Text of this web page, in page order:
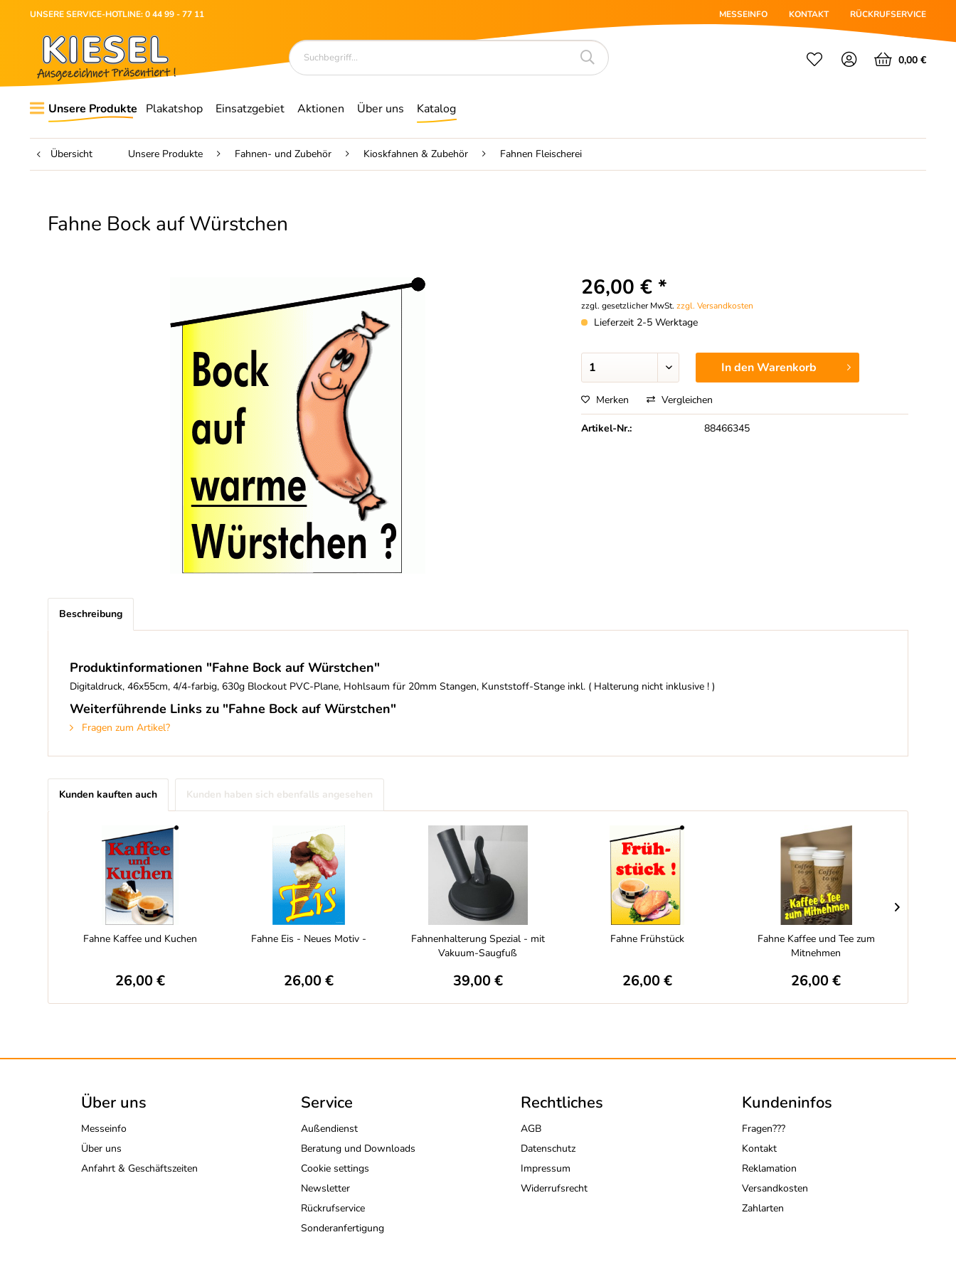
UNSERE SERVICE-HOTLINE: 0 44 99 - 77 11 MESSEINFO KONTAKT RÜCKRUFSERVICE
0,00 €
Unsere Produkte Plakatshop Einsatzgebiet Aktionen Über uns Katalog
Übersicht Unsere Produkte Fahnen- und Zubehör Kioskfahnen & Zubehör Fahnen Fleischerei
Fahne Bock auf Würstchen
26,00 € *
zzgl. gesetzlicher MwSt.zzgl. Versandkosten
Lieferzeit 2-5 Werktage
In denWarenkorb
Merken Vergleichen
Artikel-Nr.: 88466345
Beschreibung
Produktinformationen "Fahne Bock auf Würstchen"
Digitaldruck, 46x55cm, 4/4-farbig, 630g Blockout PVC-Plane, Hohlsaum für 20mm Stangen, Kunststoff-Stange inkl. ( Halterung nicht inklusive ! )
Weiterführende Links zu "Fahne Bock auf Würstchen"
Fragen zum Artikel?
Kunden kauften auch Kunden haben sich ebenfalls angesehen
Fahne Kaffee und Kuchen
26,00 €
Fahne Eis - Neues Motiv -
26,00 €
Fahnenhalterung Spezial - mit
Vakuum-Saugfuß
39,00 €
Fahne Frühstück
26,00 €
Fahne Kaffee und Tee zum
Mitnehmen
26,00 €
Über uns
Messeinfo
Über uns
Anfahrt & Geschäftszeiten
Service
Außendienst
Beratung und Downloads
Cookie settings
Newsletter
Rückrufservice
Sonderanfertigung
Rechtliches
AGB
Datenschutz
Impressum
Widerrufsrecht
Kundeninfos
Fragen???
Kontakt
Reklamation
Versandkosten
Zahlarten